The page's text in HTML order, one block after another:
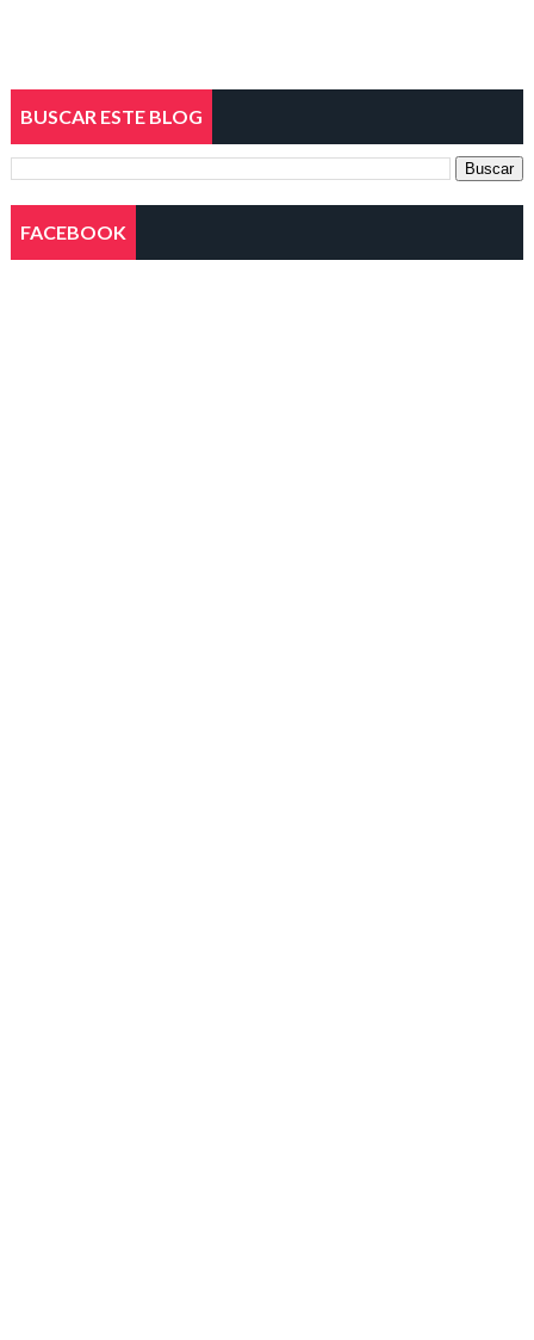
BUSCAR ESTE BLOG
FACEBOOK